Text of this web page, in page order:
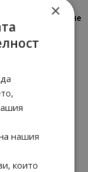
– Изживяване
градът на
– град на
×
нашия
които